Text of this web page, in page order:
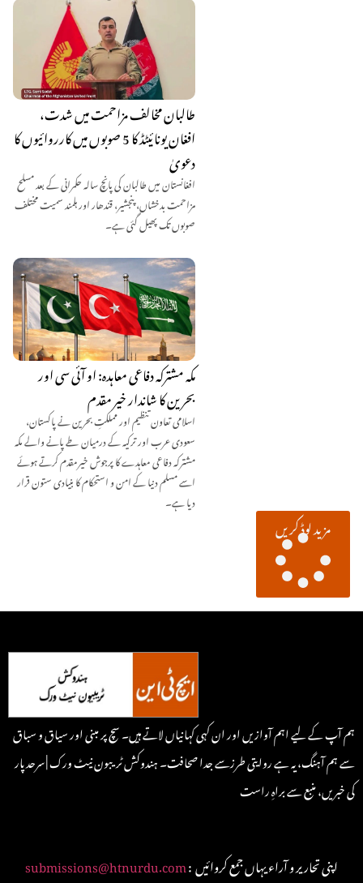
طالبان مخالف مزاحمت میں شدت،
افغان یونائیٹڈ کا 5 صوبوں میں کارروائیوں کا
دعویٰ
افغانستان میں طالبان کی پانچ سالہ حکمرانی کے بعد مسلح
مزاحمت بدخشاں، پنجشیر، قندھار اور ہلمند سمیت مختلف
صوبوں تک پھیل گئی ہے۔
مکہ مشترکہ دفاعی معاہدہ: او آئی سی اور
بحرین کا شاندار خیر مقدم
اسلامی تعاون تنظیم اور مملکتِ بحرین نے پاکستان،
سعودی عرب اور ترکیہ کے درمیان طے پانے والے مکہ
مشترکہ دفاعی معاہدے کا پرجوش خیرمقدم کرتے ہوئے
اسے مسلم دنیا کے امن و استحکام کا بنیادی ستون قرار
دیا ہے۔
مزید لوڈ کریں
ہم آپ کے لیے اہم آوازیں اور ان کہی کہانیاں لاتے ہیں۔ سچ پر مبنی اور سیاق و سباق
سے ہم آہنگ، یہ ہے روایتی طرزسے جدا صحافت۔ ہندوکش ٹریبون نیٹ ورک | سرحد پار
کی خبریں، منبع سے براہِ راست
submissions@htnurdu.com : اپنی تحاریر و آراء یہاں جمع کروائیں